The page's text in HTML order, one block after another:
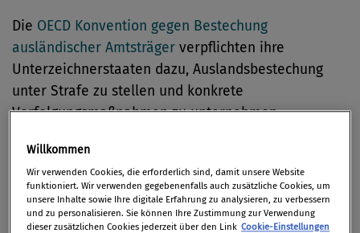
Die OECD Konvention gegen Bestechung
ausländischer Amtsträger verpflichten ihre
Unterzeichnerstaaten dazu, Auslandsbestechung
unter Strafe zu stellen und konkrete
Verfolgungsmaßnahmen zu unternehmen.
Länder anhand verfügbarer Daten der letzten vier
Jahre untersucht, und diese in vier Kategorien
eingeteilt: „Aktive Umsetzung“, „Moderate
Umsetzung“, „Limitierte Umsetzung“ und „Wenig bis
Willkommen
Wir verwenden Cookies, die erforderlich sind, damit unsere Website
funktioniert. Wir verwenden gegebenenfalls auch zusätzliche Cookies, um
unsere Inhalte sowie Ihre digitale Erfahrung zu analysieren, zu verbessern
und zu personalisieren. Sie können Ihre Zustimmung zur Verwendung
dieser zusätzlichen Cookies jederzeit über den Link Cookie-Einstellungen